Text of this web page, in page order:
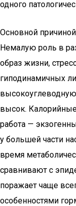
одного
Основной
Немалую роль в
образ жизни,
гиподинамичных
высокоуглеводную
высок.
работа —
у большей части
время
сравнивают с
поражает чаще
особенностями